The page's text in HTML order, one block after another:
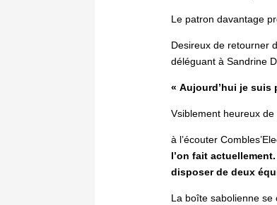
Le patron davantage
Desireux de retourner
déléguant à Sandrine
« Aujourd’hui je suis
Vsiblement heureux de
à l’écouter
l’on fait
disposer de deux
La boîte sabolienne se